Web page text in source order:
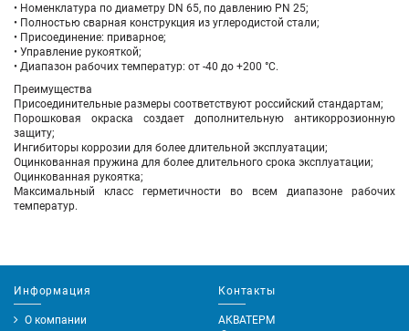
• Номенклатура по диаметру DN 65, по давлению PN 25;
• Полностью сварная конструкция из углеродистой стали;
• Присоединение: приварное;
• Управление рукояткой;
• Диапазон рабочих температур: от -40 до +200 °С.
Преимущества
Присоединительные размеры соответствуют российский стандартам;
Порошковая окраска создает дополнительную антикоррозионную
защиту;
Ингибиторы коррозии для более длительной эксплуатации;
Оцинкованная пружина для более длительного срока эксплуатации;
Оцинкованная рукоятка;
Максимальный класс герметичности во всем диапазоне рабочих
температур.
Информация
О компании
Контакты
АКВАТЕРМ